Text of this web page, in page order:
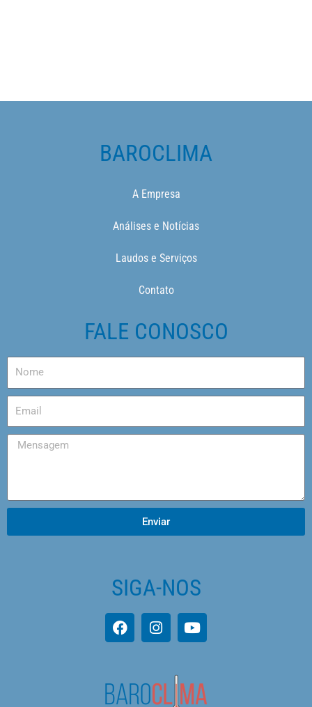
BAROCLIMA
A Empresa
Análises e Notícias
Laudos e Serviços
Contato
FALE CONOSCO
Enviar
SIGA-NOS